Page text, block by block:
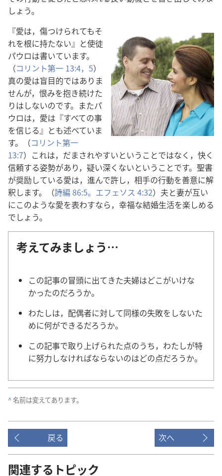
しょう。
『愛は，傷つけられてもそ
れを根に持たない』と使徒
パウロは書いています。
（コリント第一 13:4，5）
真の愛は盲目的ではありま
せんが，恨みを抱き続けた
りはしないのです。またパ
ウロは，愛は『すべての事
を信じる』とも述べていま
す。（コリント第一
13:7）これは，だまされやすいということではなく，快く
信頼する姿勢があり，疑い深くないということです。聖書
が奨励している愛は，進んで許し，相手の行動を善意に解
釈します。（詩編 86:5。 エフェソス 4:32）夫と妻が互い
にこのような愛を表わすなら，幸福な結婚生活を楽しめる
でしょう。
考えてみましょう…
この記事の冒頭に出てきた夫婦はどこがいけな
かったのだろうか。
わたしは，配偶者に対して同様の失敗をしないた
めに何ができるだろうか。
この記事で取り上げられた点のうち，わたしが特
に努力しなければならないのはどの点だろうか。
^名前は変えてあります。
戻る 次へ
関連するトピック